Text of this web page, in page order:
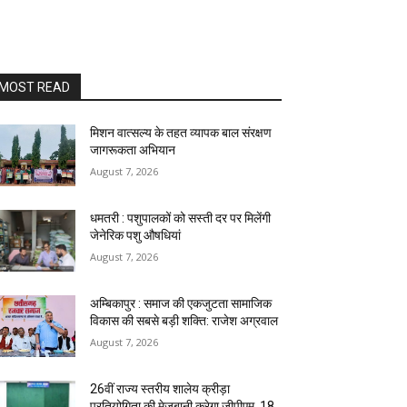
READ
मिशन वात्सल्य के तहत व्यापक बाल संरक्षण
जागरूकता अभियान
August 7, 2026
धमतरी : पशुपालकों को सस्ती दर पर मिलेंगी
जेनेरिक पशु औषधियां
August 7, 2026
अम्बिकापुर : समाज की एकजुटता सामाजिक
विकास की सबसे बड़ी शक्ति: राजेश अग्रवाल
August 7, 2026
26वीं राज्य स्तरीय शालेय क्रीड़ा